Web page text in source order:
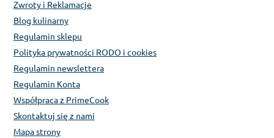
Zwroty i Reklamacje
Blog kulinarny
Regulamin sklepu
Polityka prywatności RODO i cookies
Regulamin newslettera
Regulamin Konta
Współpraca z PrimeCook
Skontaktuj się z nami
Mapa strony